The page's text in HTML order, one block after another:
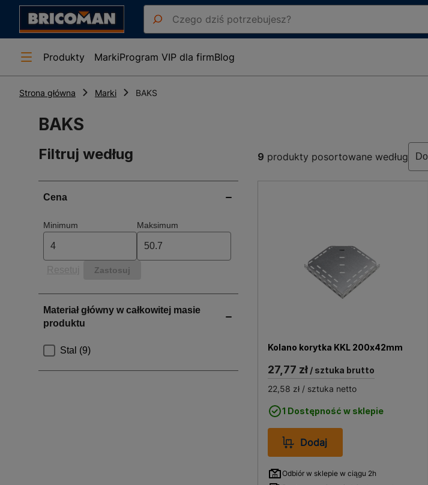
Produkty MarkiProgram VIP dla firmBlog
Strona główna Marki BAKS
BAKS
Filtruj według 9 produkty posortowane według
Kolano korytka KKL 200x42mm
27,77 zł/ sztuka brutto
22,58 zł/ sztuka netto
1 Dostępność w sklepie
Dodaj
Odbiór w sklepie w ciągu 2h